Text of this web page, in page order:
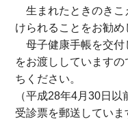
生まれたときのきこ
けられることをお勧め
母子健康手帳を交付
をお渡ししています
ちください。
（平成28年4月30日
受診票を郵送していま